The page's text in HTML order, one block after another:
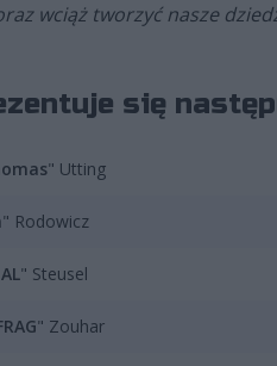
wciąż tworzyć nasze
się
" Utting
" Rodowicz
" Steusel
" Zouhar